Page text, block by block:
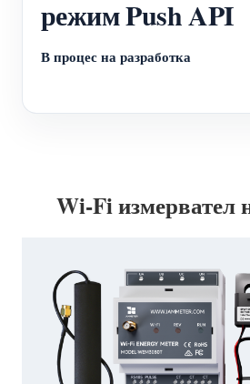
режим Push API
В процес на разработка
Wi-Fi измервател